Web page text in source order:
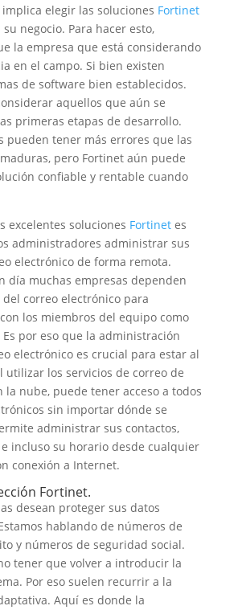
elegir las soluciones Fortinet
negocio. Para hacer esto,
la empresa que está considerando
en el campo. Si bien existen
de software bien establecidos.
aquellos que aún se
primeras etapas de desarrollo.
pueden tener más errores que las
pero Fortinet aún puede
confiable y rentable cuando
excelentes soluciones Fortinetes
administradores administrar sus
electrónico de forma remota.
día muchas empresas dependen
correo electrónico para
los miembros del equipo como
por eso que la administración
electrónico es crucial para estar al
utilizar los servicios de correo de
la nube, puede tener acceso a todos
sin importar dónde se
administrar sus contactos,
incluso su horario desde cualquier
conexión a Internet.
Fortinet.
desean proteger sus datos
hablando de números de
y números de seguridad social.
tener que volver a introducir la
Por eso suelen recurrir a la
Aquí es donde la